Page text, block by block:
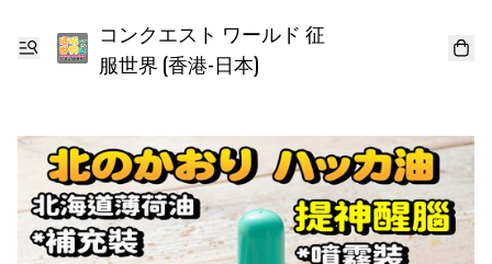
コンクエスト ワールド 征
服世界 (香港-日本)